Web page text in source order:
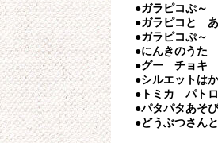
●ガラピコぷ～
●ガラピコと
●ガラピコぷ～
●にんきのうた
●グー チョキ
●シルエット
●トミカ パト
●パタパタあそ
●どうぶつさん